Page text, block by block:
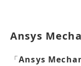
Ansys
「Ansys